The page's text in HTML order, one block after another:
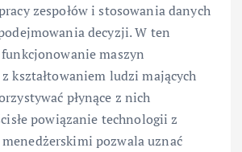
zespołów i stosowania danych
decyzji. W ten
funkcjonowanie maszyn
kształtowaniem ludzi mających
płynące z nich
powiązanie technologii z
pozwala uznać